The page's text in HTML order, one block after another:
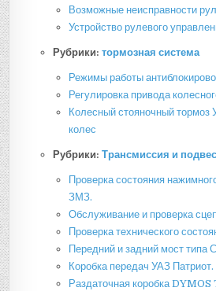
Возможные неисправности
Устройство рулевого
Рубрики:тормозная система
Режимы работы
Регулировка привода
Колесный стояночный тормоз
колес
Рубрики:Трансмиссия и
Проверка состояния
ЗМЗ.
Обслуживание и проверка
Проверка технического
Передний и задний мост типа
Коробка передач УАЗ
Раздаточная коробка